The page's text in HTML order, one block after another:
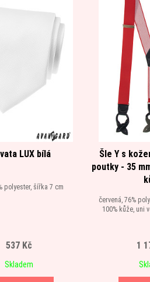
LUX bílá
polyester, šířka 7 cm
537 Kč
Skladem
Šle Y s
poutky - 35
červená, 76%
100% kůže, uni
1